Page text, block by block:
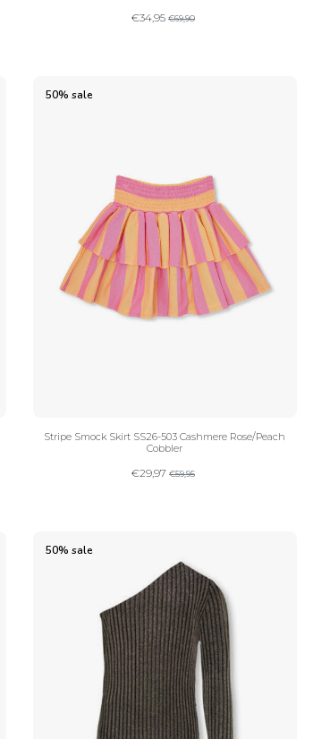
€34,95 €69,90
50% sale
Stripe Smock Skirt SS26-503 Cashmere Rose/Peach
Cobbler
€29,97 €59,95
50% sale